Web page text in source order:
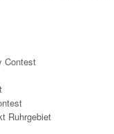
Contest
Ruhrgebiet